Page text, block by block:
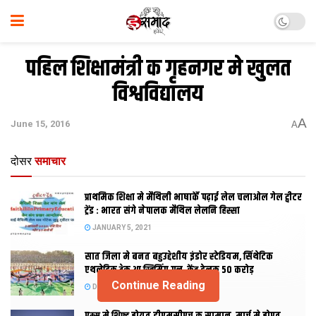
पहिल शिक्षामंत्री क गृहनगर मे खुलत
विश्वविद्यालय
June 15, 2016 AA
दोसर समाचार
प्राथमिक शि‍क्षा मे मैथि‍ली भाषाकेँ पढ़ाई लेल चलाओल गेल ट्वीटर
ट्रेंड : भारत संगे नेपालक मैथिल लेलनि हिस्सा
JANUARY 5, 2021
सात जिला मे बनत बहुउद्देशीय इंडोर स्‍टेडि‍यम, सिंथेटिक
एथलेटिक ट्रेक आ स्विमिंग पुल, केंद्र देलक 50 करोड़
DECEMBER 26, 2020
Continue Reading